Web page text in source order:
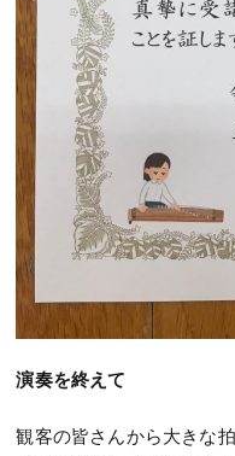
演奏を終えて
観客の皆さんから大きな